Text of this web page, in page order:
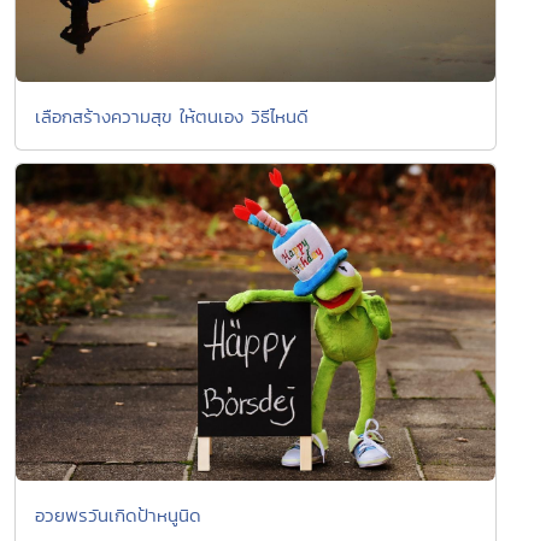
เลือกสร้างความสุข ให้ตนเอง วิธีไหนดี
อวยพรวันเกิดป้าหนูนิด